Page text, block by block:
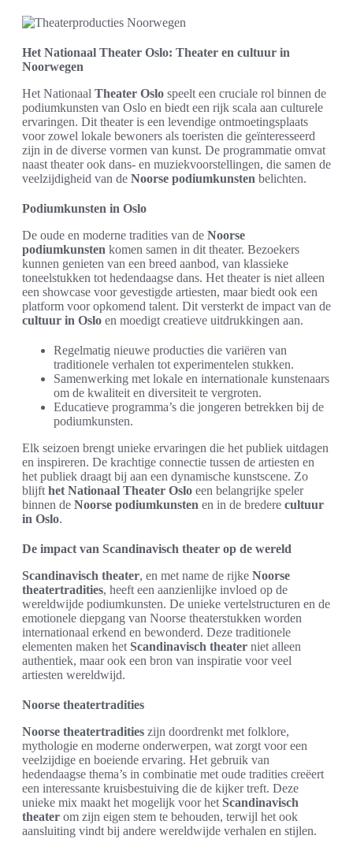
Het Nationaal Theater Oslo: Theater en cultuur in
Noorwegen
Het Nationaal Theater Oslo speelt een cruciale rol binnen de
podiumkunsten van Oslo en biedt een rijk scala aan culturele
ervaringen. Dit theater is een levendige ontmoetingsplaats
voor zowel lokale bewoners als toeristen die geïnteresseerd
zijn in de diverse vormen van kunst. De programmatie omvat
naast theater ook dans- en muziekvoorstellingen, die samen de
veelzijdigheid van de Noorse podiumkunsten belichten.
Podiumkunsten in Oslo
De oude en moderne tradities van de Noorse
podiumkunsten komen samen in dit theater. Bezoekers
kunnen genieten van een breed aanbod, van klassieke
toneelstukken tot hedendaagse dans. Het theater is niet alleen
een showcase voor gevestigde artiesten, maar biedt ook een
platform voor opkomend talent. Dit versterkt de impact van de
cultuur in Oslo en moedigt creatieve uitdrukkingen aan.
Regelmatig nieuwe producties die variëren van
traditionele verhalen tot experimentelen stukken.
Samenwerking met lokale en internationale kunstenaars
om de kwaliteit en diversiteit te vergroten.
Educatieve programma’s die jongeren betrekken bij de
podiumkunsten.
Elk seizoen brengt unieke ervaringen die het publiek uitdagen
en inspireren. De krachtige connectie tussen de artiesten en
het publiek draagt bij aan een dynamische kunstscene. Zo
blijft het Nationaal Theater Oslo een belangrijke speler
binnen de Noorse podiumkunsten en in de bredere cultuur
in Oslo.
De impact van Scandinavisch theater op de wereld
Scandinavisch theater, en met name de rijke Noorse
theatertradities, heeft een aanzienlijke invloed op de
wereldwijde podiumkunsten. De unieke vertelstructuren en de
emotionele diepgang van Noorse theaterstukken worden
internationaal erkend en bewonderd. Deze traditionele
elementen maken het Scandinavisch theater niet alleen
authentiek, maar ook een bron van inspiratie voor veel
artiesten wereldwijd.
Noorse theatertradities
Noorse theatertradities zijn doordrenkt met folklore,
mythologie en moderne onderwerpen, wat zorgt voor een
veelzijdige en boeiende ervaring. Het gebruik van
hedendaagse thema’s in combinatie met oude tradities creëert
een interessante kruisbestuiving die de kijker treft. Deze
unieke mix maakt het mogelijk voor het Scandinavisch
theater om zijn eigen stem te behouden, terwijl het ook
aansluiting vindt bij andere wereldwijde verhalen en stijlen.